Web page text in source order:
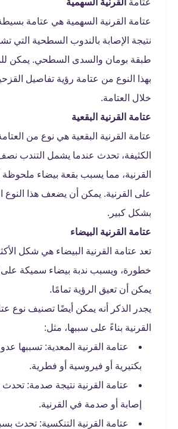
عتامة القرنية السهمية
عتامة القرنية السهمية هي عتامة
نتيجة الإصابة بالندوب السطحية التي
طبقة بومان والسدى السطحي. يمكن
بهذا النوع من عتامة رؤية تفاصيل
خلال العتامة.
عتامة القرنية البقعية
عتامة القرنية البقعية هي نوع من
الكثيفة، تحدث عندما يشمل التندب
القرنية، مما يسبب بقعة بيضاء ملحوظة
على القرنية. يمكن أن يضعف هذا النوع
بشكل كبير.
عتامة القرنية البيضاء
تعد عتامة القرنية البيضاء هي شكل
خطورة، ويسبب ندبة بيضاء سميكة على
يمكن أن تعيق الرؤية تمامًا.
يجدر الذكر أنه يمكن أيضًا تصنيف نوع
القرنية بناءً على سببها، مثل:
عتامة القرنية المعدية: تسببها
بكتيرية أو فيروسية أو فطرية.
عتامة القرنية نتيجة صدمة:
إصابة أو صدمة في القرنية.
عتامة القرنية التنكسية: تحدث